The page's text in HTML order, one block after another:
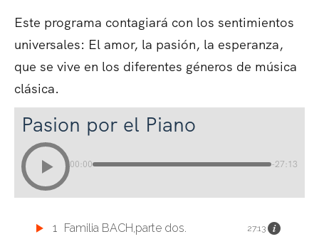
Este programa contagiará con los sentimientos
universales: El amor, la pasión, la esperanza,
que se vive en los diferentes géneros de música
clásica.
Pasion por el Piano
00:00 -27:13
1 Familia BACH,parte dos. 27:13